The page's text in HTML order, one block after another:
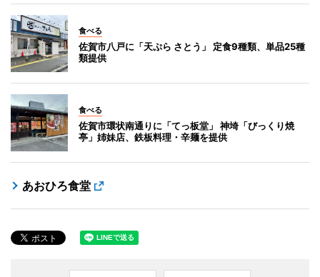
食べる
佐賀市八戸に「天ぷら さとう」 定食9種類、単品25種
類提供
食べる
佐賀市環状南通りに「てっ板堂」 神埼「びっくり焼
亭」姉妹店、鉄板料理・辛麺を提供
あおひろ食堂